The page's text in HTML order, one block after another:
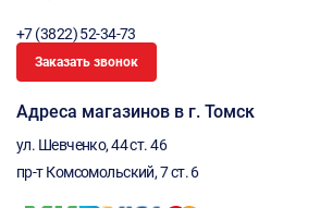
+7 (3822) 52-34-73
Заказать звонок
Адреса магазинов в г. Томск
ул. Шевченко, 44 ст. 46
пр-т Комсомольский, 7 ст. 6